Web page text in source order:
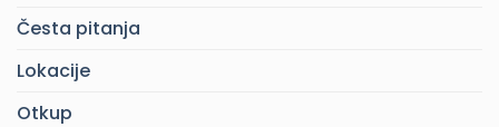
Česta pitanja
Lokacije
Otkup